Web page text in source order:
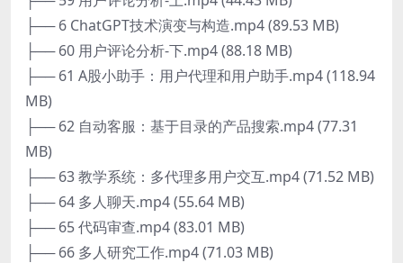
├── 6 ChatGPT技术演变与构造.mp4 (89.53 MB)
├── 60 用户评论分析-下.mp4 (88.18 MB)
├── 61 A股小助手：用户代理和用户助手.mp4 (118.94
MB)
├── 62 自动客服：基于目录的产品搜索.mp4 (77.31
MB)
├── 63 教学系统：多代理多用户交互.mp4 (71.52 MB)
├── 64 多人聊天.mp4 (55.64 MB)
├── 65 代码审查.mp4 (83.01 MB)
├── 66 多人研究工作.mp4 (71.03 MB)